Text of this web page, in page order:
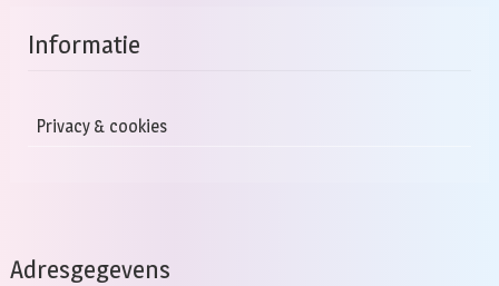
Informatie
Privacy & cookies
Adresgegevens